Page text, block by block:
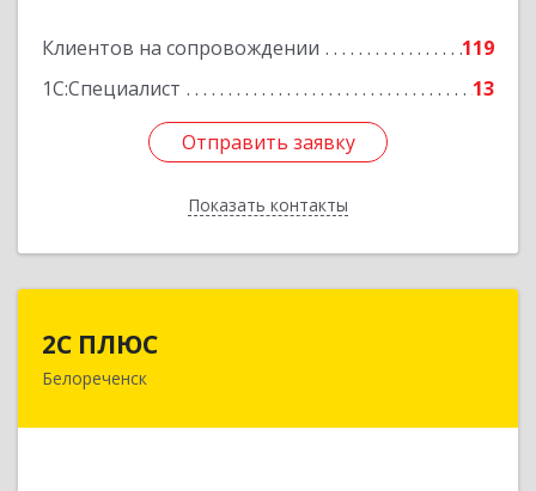
Клиентов на сопровождении
119
1С:Специалист
13
Отправить заявку
Показать контакты
Отправить заявку
Назад
2С ПЛЮС
Белореченск
352630, Краснодарский край, Белореченский р-